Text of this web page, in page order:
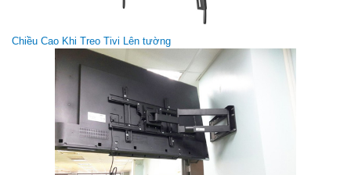
Cột tivi di động Việt Nam (42-63 inch)
Chiều Cao Khi Treo Tivi Lên tường